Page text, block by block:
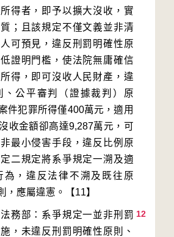
得者，即予以擴大沒收，實
；且該規定不僅文義並非清
可預見，違反刑罰明確性原
證明門檻，使法院無庸確信
得，即可沒收人民財產，違
、公平審判（證據裁判）原
件犯罪所得僅400萬元，適用
收金額卻高達9,287萬元，可
最小侵害手段，違反比例原
二規定將系爭規定一溯及適
為，違反法律不溯及既往原
12
法務部：系爭規定一並非刑罰
，未違反刑罰明確性原則、